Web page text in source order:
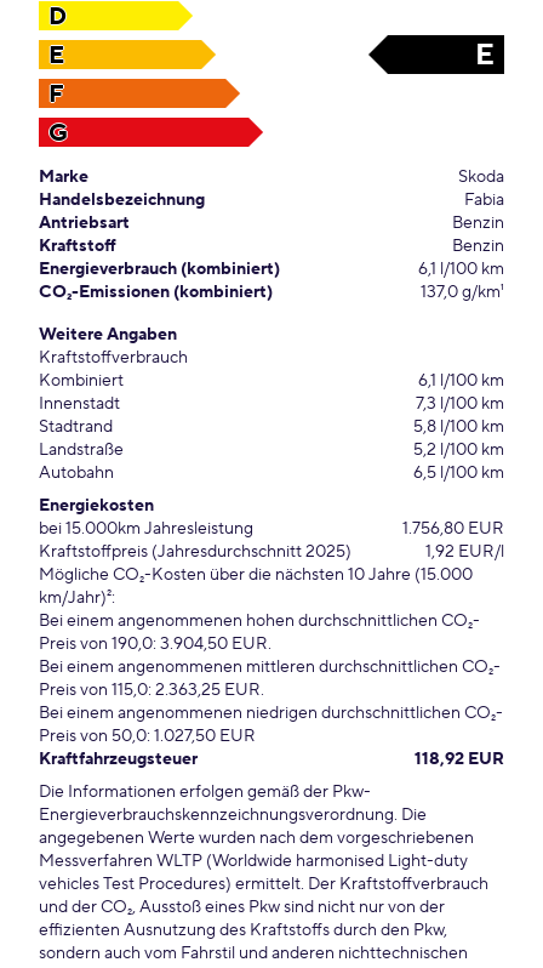
D
E
E
F
G
Marke
Skoda
Handelsbezeichnung
Fabia
Antriebsart
Benzin
Kraftstoff
Benzin
Energieverbrauch (kombiniert)
6,1 l/100 km
CO₂-Emissionen (kombiniert)
137,0 g/km¹
Weitere Angaben
Kraftstoffverbrauch
Kombiniert
6,1 l/100 km
Innenstadt
7,3 l/100 km
Stadtrand
5,8 l/100 km
Landstraße
5,2 l/100 km
Autobahn
6,5 l/100 km
Energiekosten
bei 15.000km Jahresleistung
1.756,80 EUR
Kraftstoffpreis (Jahresdurchschnitt 2025)
1,92 EUR/l
Mögliche CO₂-Kosten über die nächsten 10 Jahre (15.000
km/Jahr)²:
Bei einem angenommenen hohen durchschnittlichen CO₂-
Preis von 190,0: 3.904,50 EUR.
Bei einem angenommenen mittleren durchschnittlichen CO₂-
Preis von 115,0: 2.363,25 EUR.
Bei einem angenommenen niedrigen durchschnittlichen CO₂-
Preis von 50,0: 1.027,50 EUR
Kraftfahrzeugsteuer
118,92 EUR
Die Informationen erfolgen gemäß der Pkw-
Energieverbrauchskennzeichnungsverordnung. Die
angegebenen Werte wurden nach dem vorgeschriebenen
Messverfahren WLTP (Worldwide harmonised Light-duty
vehicles Test Procedures) ermittelt. Der Kraftstoffverbrauch
und der CO₂, Ausstoß eines Pkw sind nicht nur von der
effizienten Ausnutzung des Kraftstoffs durch den Pkw,
sondern auch vom Fahrstil und anderen nichttechnischen